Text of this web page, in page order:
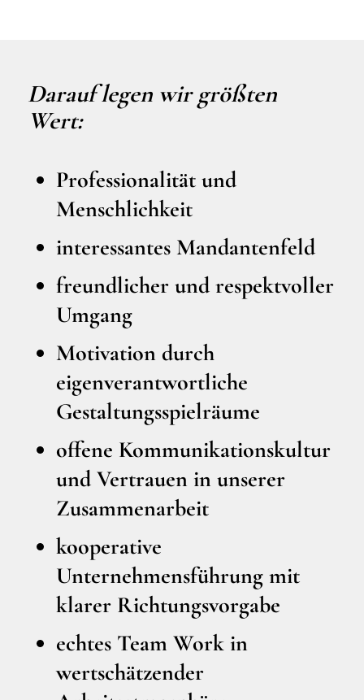
Darauf legen wir größten
Wert:
Professionalität und
Menschlichkeit
interessantes Mandantenfeld
freundlicher und respektvoller
Umgang
Motivation durch
eigenverantwortliche
Gestaltungsspielräume
offene Kommunikationskultur
und Vertrauen in unserer
Zusammenarbeit
kooperative
Unternehmensführung mit
klarer Richtungsvorgabe
echtes Team Work in
wertschätzender